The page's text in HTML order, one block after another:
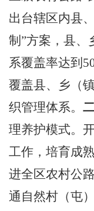
出台辖区内县
制 ”方案，县、
系覆盖率达到
覆盖县、乡（
织管理体系。
理养护模式。
工作，培育成
进全区农村公
通自然村（屯